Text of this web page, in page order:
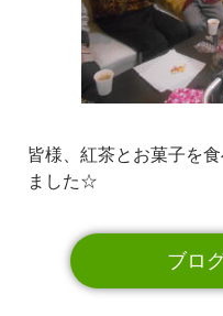
皆様、紅茶とお菓子を
ました☆
ブロ